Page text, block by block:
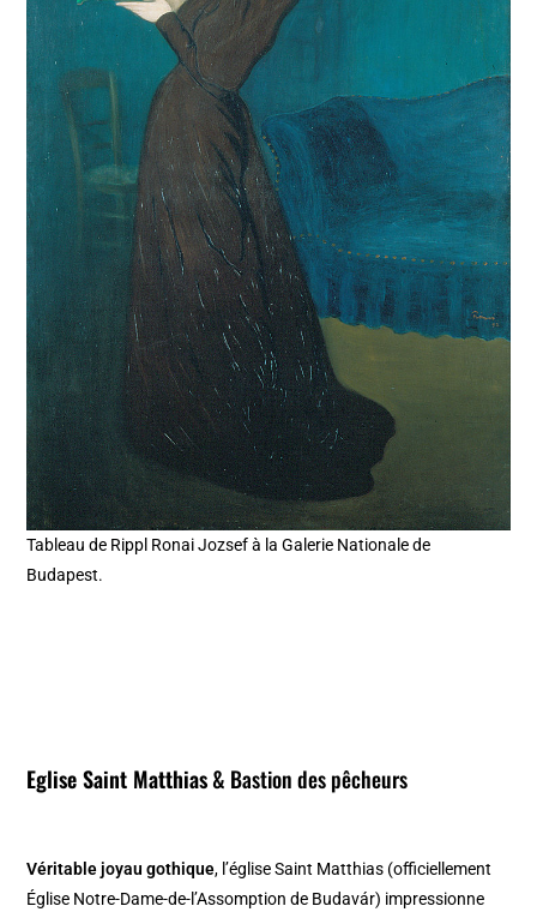
Tableau de Rippl Ronai Jozsef à la Galerie Nationale de
Budapest.
Eglise Saint Matthias& Bastion des pêcheurs
Véritable joyau gothique, l’église Saint Matthias (officiellement
Église Notre-Dame-de-l’Assomption de Budavár) impressionne